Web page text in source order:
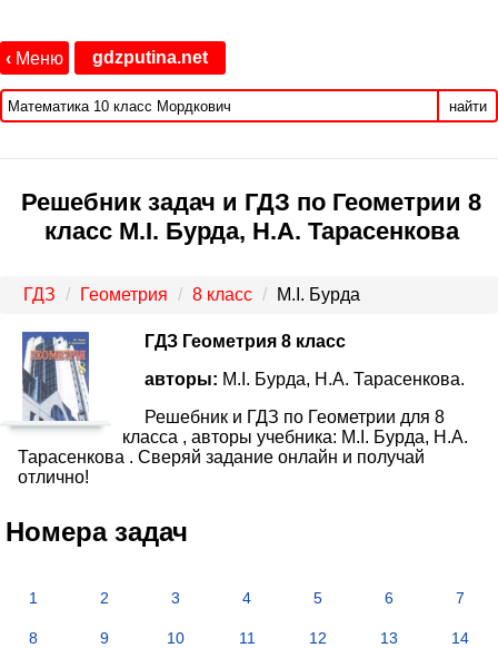
‹ Меню gdzputina.net
найти
Решебник задач и ГДЗ по Геометрии 8
класс М.І. Бурда, Н.А. Тарасенкова
ГДЗ Геометрия 8 класс М.І. Бурда
ГДЗ Геометрия 8 класс
авторы: М.І. Бурда, Н.А. Тарасенкова.
Решебник и ГДЗ по Геометрии для 8
класса , авторы учебника: М.І. Бурда, Н.А.
Тарасенкова . Сверяй задание онлайн и получай
отлично!
Номера задач
1 2 3 4 5 6 7
8 9 10 11 12 13 14